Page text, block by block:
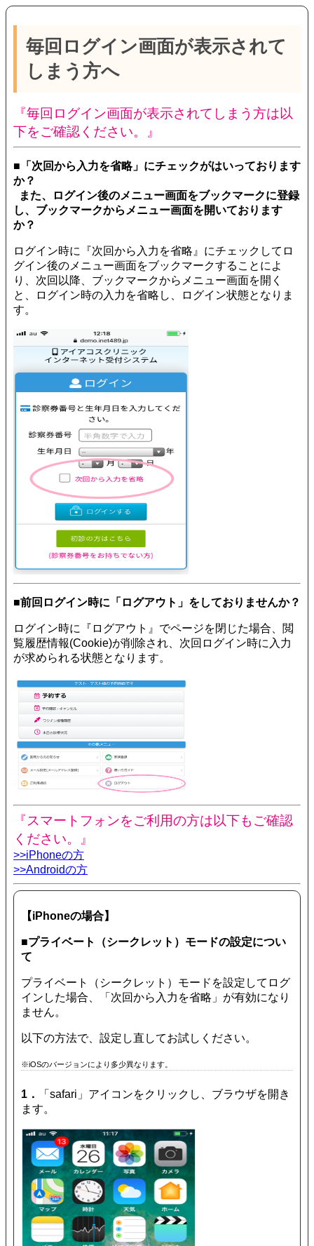
毎回ログイン画面が表示されて
しまう方へ
『毎回ログイン画面が表示されてしまう方は以
下をご確認ください。』
■「次回から入力を省略」にチェックがはいっております
か？
また、ログイン後のメニュー画面をブックマークに登録
し、ブックマークからメニュー画面を開いております
か？
ログイン時に『次回から入力を省略』にチェックしてロ
グイン後のメニュー画面をブックマークすることによ
り、次回以降、ブックマークからメニュー画面を開く
と、ログイン時の入力を省略し、ログイン状態となりま
す。
■前回ログイン時に「ログアウト」をしておりませんか？
ログイン時に『ログアウト』でページを閉じた場合、閲
覧履歴情報(Cookie)が削除され、次回ログイン時に入力
が求められる状態となります。
『スマートフォンをご利用の方は以下もご確認
ください。』
>>iPhoneの方
>>Androidの方
【iPhoneの場合】
■プライベート（シークレット）モードの設定につい
て
プライベート（シークレット）モードを設定してログ
インした場合、「次回から入力を省略」が有効になり
ません。
以下の方法で、設定し直してお試しください。
※iOSのバージョンにより多少異なります。
1．
「safari」アイコンをクリックし、ブラウザを開き
ます。